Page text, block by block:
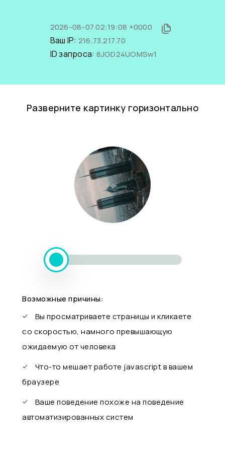
2026-08-07 02:19:08 +0000
Ваш IP: 216.73.217.70
ID запроса: 8JGD24UOMSw1
Разверните картинку горизонтально
Возможные причины:
Вы просматриваете страницы и кликаете
со скоростью, намного превышающую
ожидаемую от человека
Что-то мешает работе javascript в вашем
браузере
Ваше поведение похоже на поведение
автоматизированных систем